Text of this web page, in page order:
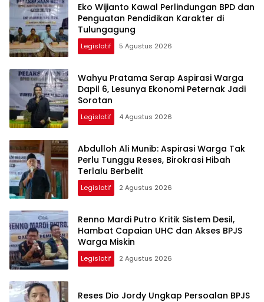
Eko Wijianto Kawal Perlindungan BPD dan
Penguatan Pendidikan Karakter di
Tulungagung
Legislatif 5 Agustus 2026
Wahyu Pratama Serap Aspirasi Warga
Dapil 6, Lesunya Ekonomi Peternak Jadi
Sorotan
Legislatif 4 Agustus 2026
Abdulloh Ali Munib: Aspirasi Warga Tak
Perlu Tunggu Reses, Birokrasi Hibah
Terlalu Berbelit
Legislatif 2 Agustus 2026
Renno Mardi Putro Kritik Sistem Desil,
Hambat Capaian UHC dan Akses BPJS
Warga Miskin
Legislatif 2 Agustus 2026
Reses Dio Jordy Ungkap Persoalan BPJS